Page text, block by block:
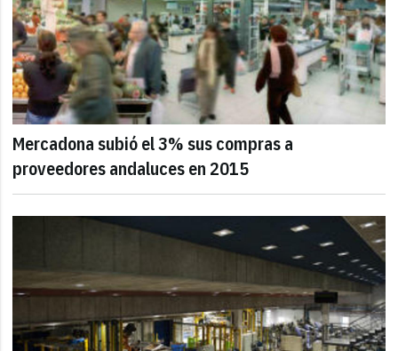
Mercadona subió el 3% sus compras a
proveedores andaluces en 2015